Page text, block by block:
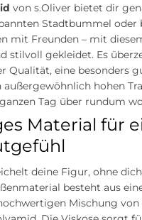
von s.Oliver bietet dir
Stadtbummel oder
mit Freunden – mit
stilvoll gekleidet. Es
Qualität, eine besonders
außergewöhnlich hohen
Tag über rundum
Material für
deine Figur, ohne
besteht aus
Mischung von